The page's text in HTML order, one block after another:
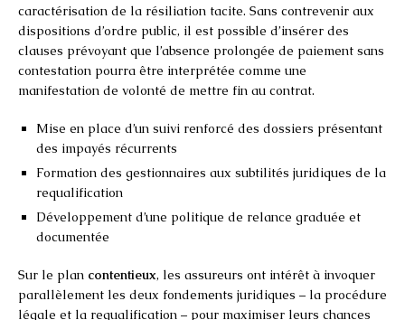
caractérisation de la résiliation tacite. Sans contrevenir aux
dispositions d’ordre public, il est possible d’insérer des
clauses prévoyant que l’absence prolongée de paiement sans
contestation pourra être interprétée comme une
manifestation de volonté de mettre fin au contrat.
Mise en place d’un suivi renforcé des dossiers présentant
des impayés récurrents
Formation des gestionnaires aux subtilités juridiques de la
requalification
Développement d’une politique de relance graduée et
documentée
Sur le plan contentieux, les assureurs ont intérêt à invoquer
parallèlement les deux fondements juridiques – la procédure
légale et la requalification – pour maximiser leurs chances